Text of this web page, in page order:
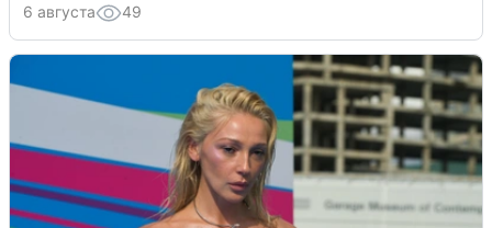
6 августа 49